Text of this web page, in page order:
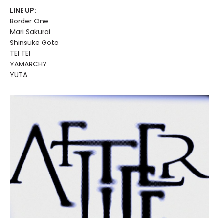
LINE UP:
Border One
Mari Sakurai
Shinsuke Goto
TEI TEI
YAMARCHY
YUTA